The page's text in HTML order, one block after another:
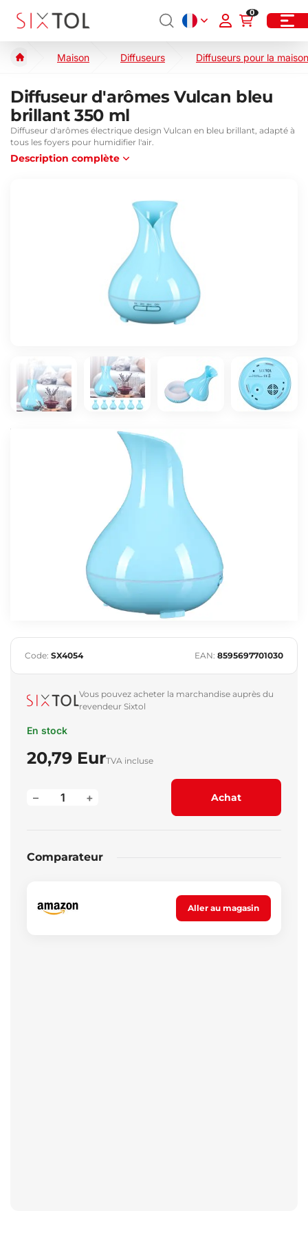
0
Maison Diffuseurs Diffuseurs pour la maison
Diffuseur d'arômes Vulcan bleu
brillant 350 ml
Diffuseur d'arômes électrique design Vulcan en bleu brillant, adapté à
tous les foyers pour humidifier l'air.
Description complète
Code: SX4054 EAN: 8595697701030
Vous pouvez acheter la marchandise auprès du
revendeur Sixtol
En stock
20,79 EurTVA incluse
+
– Achat
Comparateur
Aller au magasin